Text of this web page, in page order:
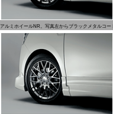
アルミホイールNR。写真左からブラックメタルコー